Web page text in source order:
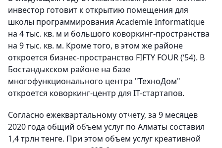
инвестор готовит к открытию помещения для
школы программирования Academie Informatique
на 4 тыс. кв. м и большого коворкинг-пространства
на 9 тыс. кв. м. Кроме того, в этом же районе
откроется бизнес-пространство FIFTY FOUR (‘54). В
Бостандыкском районе на базе
многофункционального центра "ТехноДом"
откроется коворкинг-центр для IT-стартапов.
Согласно ежеквартальному отчету, за 9 месяцев
2020 года общий объем услуг по Алматы составил
1,4 трлн тенге. При этом объем услуг креативной